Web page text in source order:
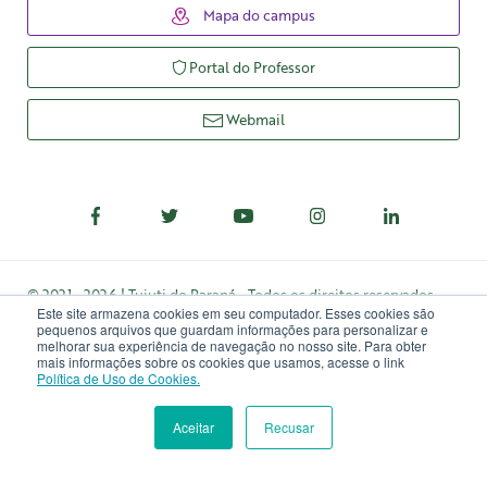
Este site armazena cookies em seu computador. Esses cookies são
pequenos arquivos que guardam informações para personalizar e
melhorar sua experiência de navegação no nosso site. Para obter
mais informações sobre os cookies que usamos, acesse o link
Política de Uso de Cookies.
Aceitar Recusar
INSCREVA-SE MATRÍCULA
Mapa do campus
Portal do Professor
Webmail
© 2021 - 2026 | Tuiuti do Paraná - Todos os direitos reservados
Rua Padre Ladislau Kula, Nº 395, Santo Inácio, Curitiba, PR, CEP
82.010-210
Política de privacidade